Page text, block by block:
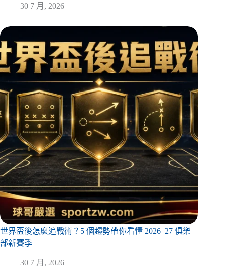
30 7 月, 2026
世界盃後怎麼追戰術？5 個趨勢帶你看懂 2026–27 俱樂
部新賽季
30 7 月, 2026